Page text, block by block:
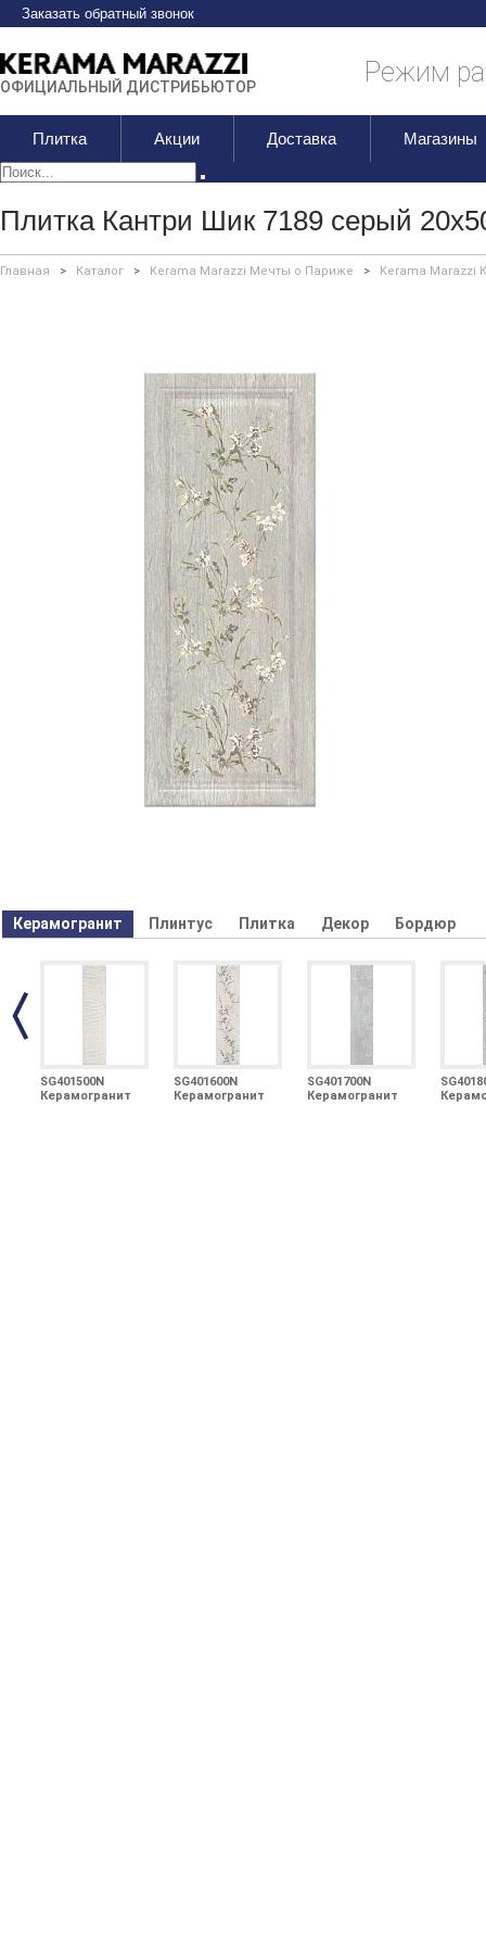
Заказать обратный звонок
ОФИЦИАЛЬНЫЙ ДИСТРИБЬЮТОР Режим
Плитка Акции Доставка Магазины
Плитка Кантри Шик 7189 серый
Главная > Каталог > Kerama Marazzi Мечты о Париже > Kerama Marazzi
Керамогранит Плинтус Плитка Декор Бордюр
SG401500N
Керамогранит
SG401600N
Керамогранит
SG401700N
Керамогранит